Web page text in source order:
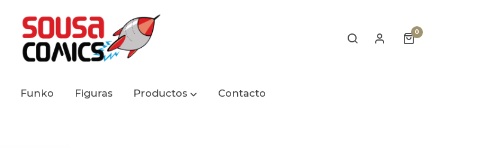
0
Funko Figuras Productos
Contacto